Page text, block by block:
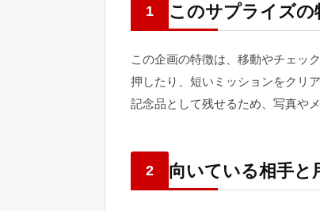
1 このサプライズの
この企画の特徴は、移動やチェッ
押したり、短いミッションをクリ
記念品として残せるため、写真や
2 向いている相手と